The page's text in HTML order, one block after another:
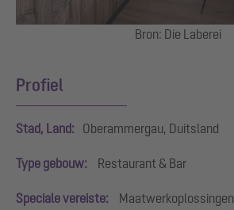
Bron: Die Laberei
Profiel
Stad, Land: Oberammergau, Duitsland
Type gebouw: Restaurant & Bar
Speciale vereiste: Maatwerkoplossingen